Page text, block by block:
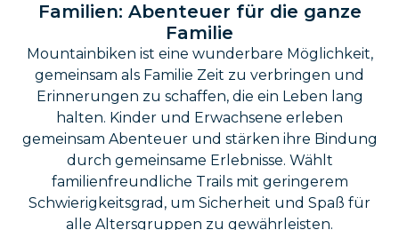
Familien: Abenteuer für die ganze
Familie
Mountainbiken ist eine wunderbare Möglichkeit,
gemeinsam als Familie Zeit zu verbringen und
Erinnerungen zu schaffen, die ein Leben lang
halten. Kinder und Erwachsene erleben
gemeinsam Abenteuer und stärken ihre Bindung
durch gemeinsame Erlebnisse. Wählt
familienfreundliche Trails mit geringerem
Schwierigkeitsgrad, um Sicherheit und Spaß für
alle Altersgruppen zu gewährleisten.